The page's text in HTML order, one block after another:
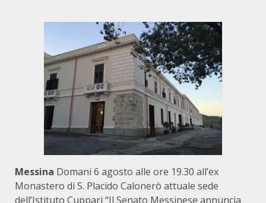
Messina Domani 6 agosto alle ore 19.30 all’ex
Monastero di S. Placido Calonerò attuale sede
dell’Istituto Cuppari “Il Senato Messinese annuncia